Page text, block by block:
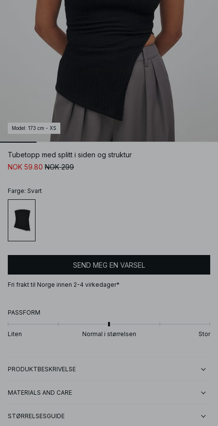
Model : 173 cm - XS
Tubetopp med splitt i siden og struktur
NOK 59.80 NOK 299
Farge: Svart
SEND MEG EN VARSEL
Fri frakt til Norge innen 2-4 virkedager*
PASSFORM
Liten Normal i størrelsen Stor
PRODUKTBESKRIVELSE
MATERIALS AND CARE
STØRRELSESGUIDE